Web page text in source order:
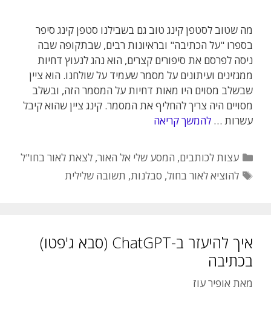
מה שטוב לסטפן קינג טוב גם בשבילנו סטפן קינג סיפר
בספרו "על הכתיבה" ובראיונות רבים, שבתקופה שבה
ניסה לפרסם את סיפורים קצרים, הוא נהג לנעוץ דחיות
ממגזינים ועיתונים על מסמר שעמיד על שולחנו. הוא ציין
שבשלב מסוים היו מאות דחיות על המסמר הזה, ובשלב
מסויים היה צריך להחליף את המסמר. קינג ציין שהוא קיבל
עשרות … להמשך קריאה
קטגוריות
עצות לכותבים, המסע שלי אל האור,לצאת לאור בחו"ל
תגיות
להוציא לאור בחול, סבלנות, תשובה שלילית
איך להיעזר ב-ChatGPT (סבא ג'פטו)
בכתיבה
מאת אופיר עוז